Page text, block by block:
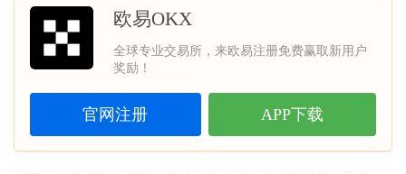
欧易OKX
全球专业交易所，来欧易注册免费赢取新用户
奖励！
官网注册 APP下载